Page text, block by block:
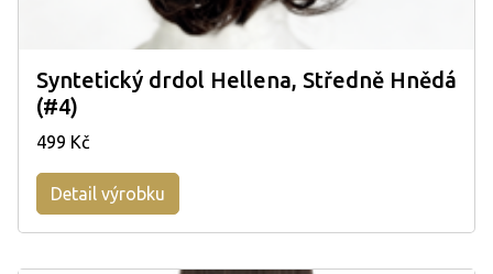
Syntetický drdol Hellena, Středně Hnědá
(#4)
499 Kč
Detail výrobku